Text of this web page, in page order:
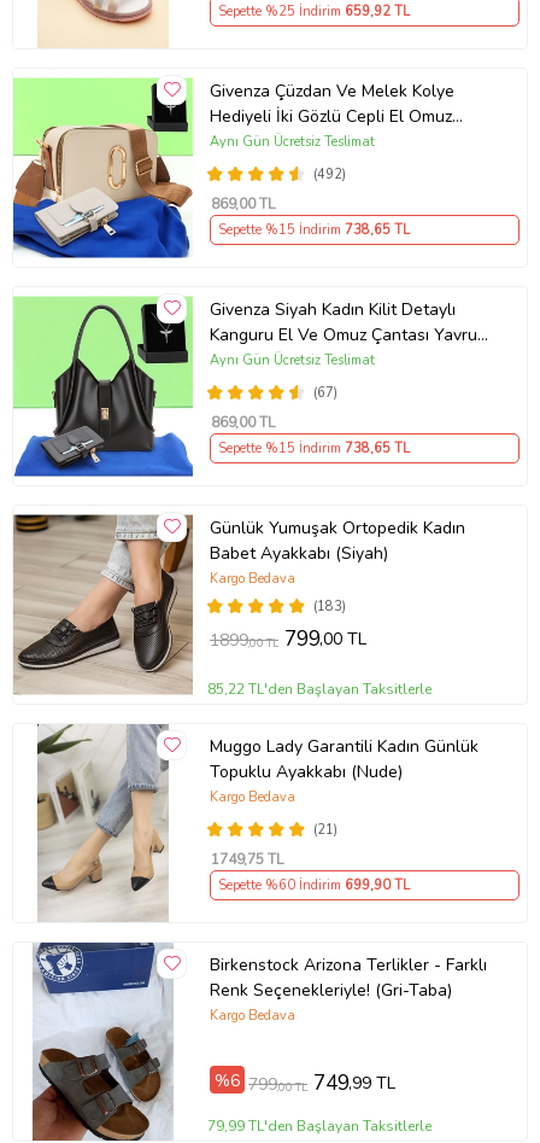
Sepette %25 İndirim 659,92 TL
Givenza Çüzdan Ve Melek Kolye
Hediyeli İki Gözlü Cepli El Omuz
Çanta (Krem)
(492)
Aynı Gün Ücretsiz Teslimat
869,00 TL
Sepette %15 İndirim 738,65 TL
Givenza Siyah Kadın Kilit Detaylı
Kanguru El Ve Omuz Çantası Yavru
Çantalı Cüzdan Ve Kolye Hediyeli
(67)
Aynı Gün Ücretsiz Teslimat
869,00 TL
Sepette %15 İndirim 738,65 TL
Günlük Yumuşak Ortopedik Kadın
Babet Ayakkabı (Siyah)
(183)
Kargo Bedava
1899,00 TL 799,00 TL
85,22 TL'den Başlayan Taksitlerle
Muggo Lady Garantili Kadın Günlük
Topuklu Ayakkabı (Nude)
(21)
Kargo Bedava
1749,75 TL
Sepette %60 İndirim 699,90 TL
Birkenstock Arizona Terlikler - Farklı
Renk Seçenekleriyle! (Gri-Taba)
Kargo Bedava
%6 799,00 TL 749,99 TL
79,99 TL'den Başlayan Taksitlerle